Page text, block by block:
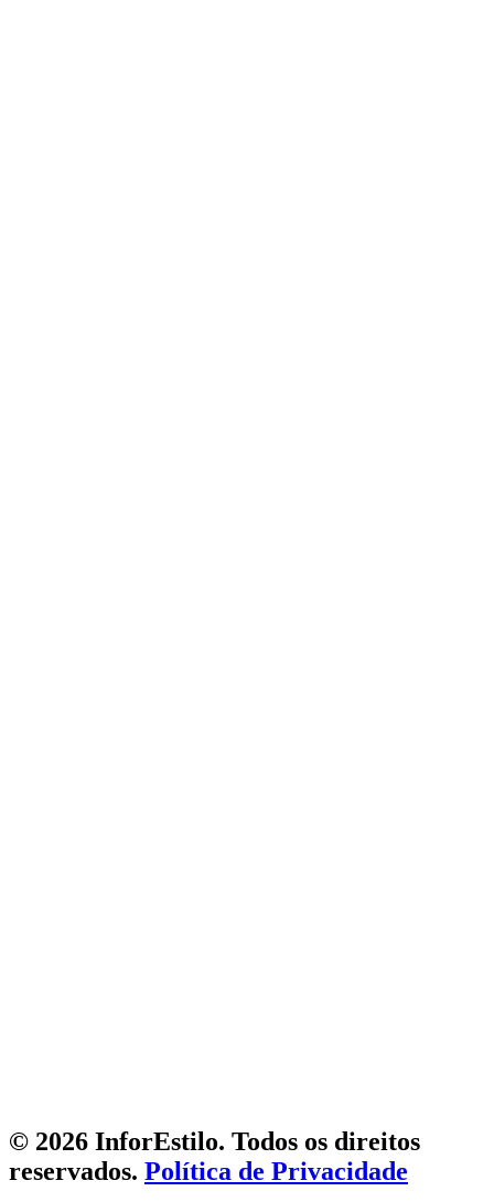
© 2026 InforEstilo. Todos os direitos
reservados. Política de Privacidade